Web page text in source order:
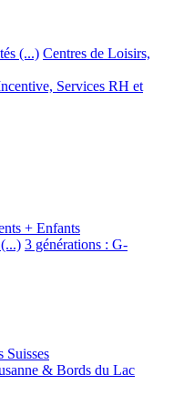
(...) Centres de Loisirs,
Services RH et
+ Enfants
3 générations : G-
Suisses
& Bords du Lac